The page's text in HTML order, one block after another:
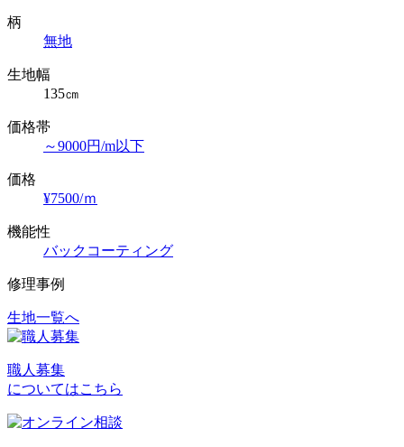
柄
無地
生地幅
135㎝
価格帯
～9000円/m以下
価格
¥7500/ｍ
機能性
バックコーティング
修理事例
投
ナ
ビ
生地一覧へ
職人募集
についてはこちら